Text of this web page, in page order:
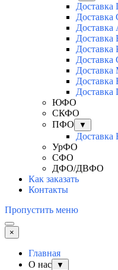
Доставка
Доставка
Доставка
Доставка
Доставка
Доставка
ЮФО
СКФО
ПФО
▼
УрФО
СФО
ДФО/ДВФО
Как заказать
Контакты
Пропустить меню
×
Главная
О нас
▼